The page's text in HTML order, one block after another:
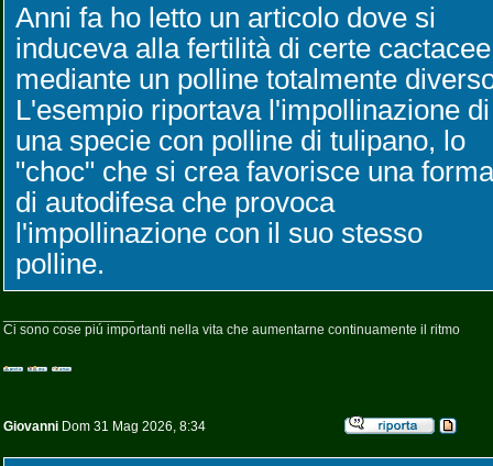
Anni fa ho letto un articolo dove si
induceva alla fertilità di certe cactacee
mediante un polline totalmente
L'esempio riportava l'impollinazione di
una specie con polline di tulipano, lo
"choc" che si crea favorisce una forma
di autodifesa che provoca
l'impollinazione con il suo stesso
polline.
Ci sono cose piú importanti nella vita che aumentarne continuamente il ritmo
Giovanni Dom 31 Mag 2026, 8:34